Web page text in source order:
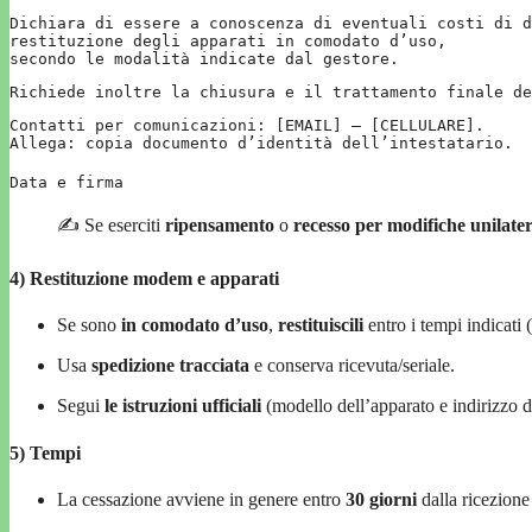
Dichiara di essere a conoscenza di eventuali costi di
restituzione degli apparati in comodato d ’ uso ,
secondo
le modalità indicate dal gestore .
Richiede
inoltre la chiusura e il trattamento finale
Contatti
per comunicazioni : [EMAIL] – [CELLULARE]
.
Allega : copia documento d ’ identità dell ’ intestatario .
Data e firma
✍️ Se eserciti ripensamento o recesso per modifiche
4) Restituzione modem e apparati
Se sono in comodato d’uso, restituiscili entro i tempi indicati
Usa spedizione tracciata e conserva ricevuta/seriale.
Segui le istruzioni ufficiali (modello dell’apparato e indirizzo
5) Tempi
La cessazione avviene in genere entro 30 giorni dalla